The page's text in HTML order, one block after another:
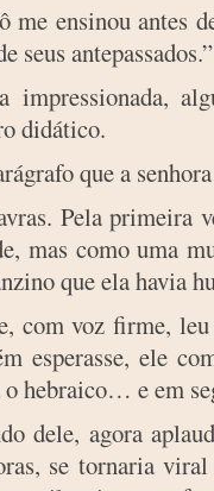
me ensinou antes
seus antepassados.”
impressionada,
didático.
que a
Pela primeira
mas como uma
que ela havia
com voz firme, leu
esperasse, ele
hebraico… e em
dele, agora
se tornaria